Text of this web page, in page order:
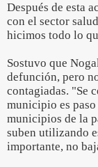
Después de esta
con el sector
hicimos todo lo
Sostuvo que
defunción, pero
contagiadas. "Se
municipio es
municipios de la
suben utilizando
importante, no